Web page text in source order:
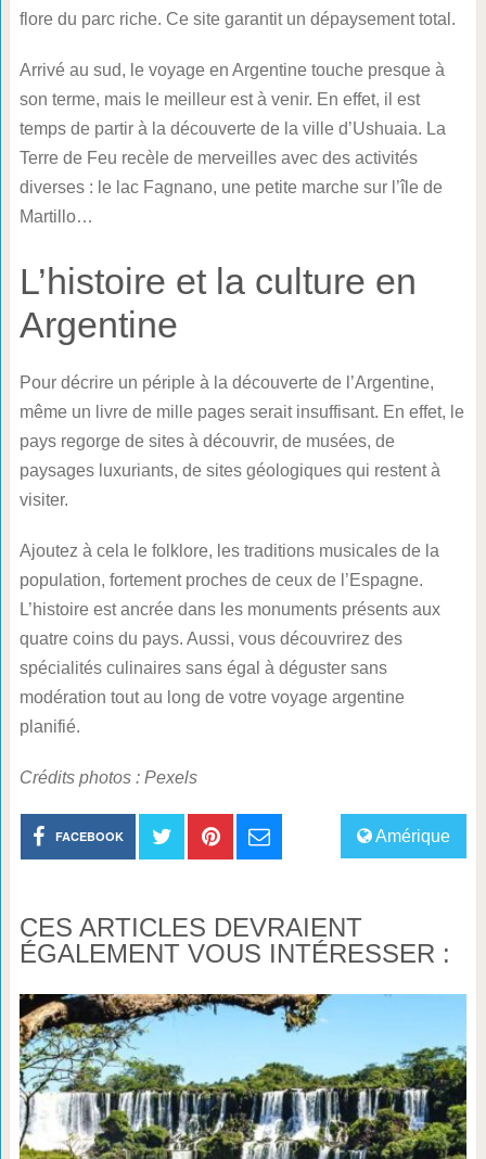
flore du parc riche. Ce site garantit un dépaysement total.
Arrivé au sud, le voyage en Argentine touche presque à
son terme, mais le meilleur est à venir. En effet, il est
temps de partir à la découverte de la ville d’Ushuaia. La
Terre de Feu recèle de merveilles avec des activités
diverses : le lac Fagnano, une petite marche sur l’île de
Martillo…
L’histoire et la culture en
Argentine
Pour décrire un périple à la découverte de l’Argentine,
même un livre de mille pages serait insuffisant. En effet, le
pays regorge de sites à découvrir, de musées, de
paysages luxuriants, de sites géologiques qui restent à
visiter.
Ajoutez à cela le folklore, les traditions musicales de la
population, fortement proches de ceux de l’Espagne.
L’histoire est ancrée dans les monuments présents aux
quatre coins du pays. Aussi, vous découvrirez des
spécialités culinaires sans égal à déguster sans
modération tout au long de votre voyage argentine
planifié.
Crédits photos : Pexels
Amérique
FACEBOOK
CES ARTICLES DEVRAIENT
ÉGALEMENT VOUS INTÉRESSER :